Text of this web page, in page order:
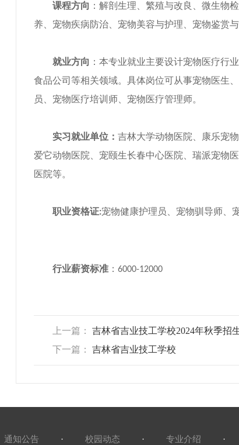
课程方向 ： 解剖生理、繁殖与改良、微生物
养、宠物疾病防治、宠物美容与护理、宠物鉴赏
就业方向 ：本专业就业主要设计宠物医疗行
食品公司等相关领域。具体岗位可从事宠物医生
员、宠物医疗培训师、宠物医疗管理师。
实习就业单位： 吉林大学动物医院、康乐宠
爱它动物医院、宠颐生长春中心医院、瑞派宠物
医院等。
职业资格证:宠物健康护理员、宠物驯导师
行业薪资标准 ： 6000-12000
上一篇： 吉林省吉业技工学校2024年秋季招
下一篇： 吉林省吉业技工学校
通知公告 · 校园动态 · 专业介绍 ·